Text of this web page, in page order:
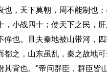
，天下莫朝，周不能制也
小战四十；使天下之民，
也。且夫秦地被山带河，
之，山东虽乱，秦之故地
背也。"帝问群臣，群臣